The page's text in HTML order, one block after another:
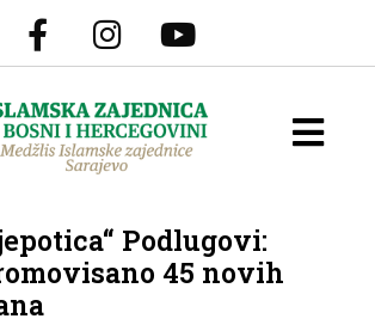
Podlugovi:
45 novih